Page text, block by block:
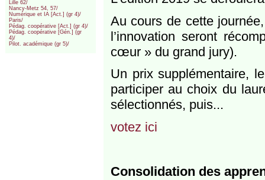
Lille 62/
Nancy-Metz 54, 57/
Numérique et IA [Act.] (gr 4)/
Paris/
Pédag. coopérative [Act.] (gr 4)/
Pédag. coopérative [Gén.] (gr
4)/
Pilot. académique (gr 5)/
Au cours de cette
l’innovation seront
cœur » du grand jury).
Un prix supplémentaire,
participer au choix du
sélectionnés, puis...
votez ici
Consolidation des